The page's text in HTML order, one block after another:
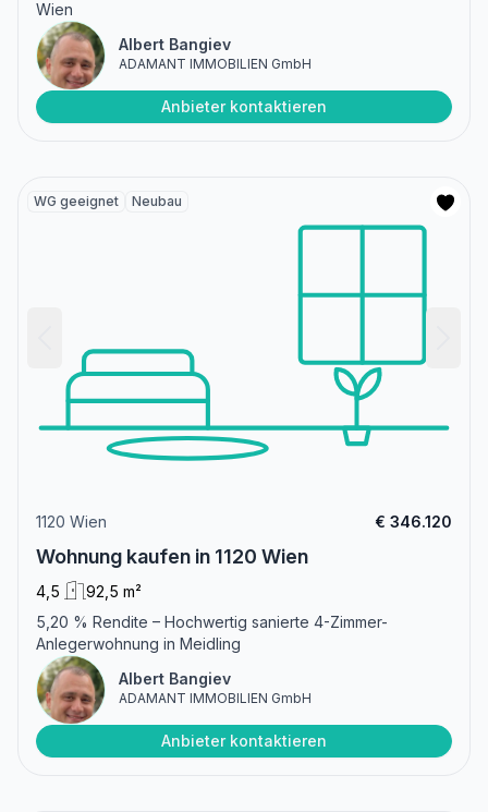
Wien
Albert Bangiev
ADAMANT IMMOBILIEN GmbH
Anbieter kontaktieren
WG geeignet Neubau
1120 Wien € 346.120
Wohnung kaufen in 1120 Wien
4,5
92,5 m²
5,20 % Rendite – Hochwertig sanierte 4-Zimmer-
Anlegerwohnung in Meidling
Albert Bangiev
ADAMANT IMMOBILIEN GmbH
Anbieter kontaktieren